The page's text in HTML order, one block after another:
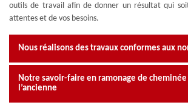
outils de travail afin de donner un résultat qui
attentes et de vos besoins.
Nous réalisons des travaux conformes aux
Notre savoir-faire en ramonage de cheminée
l’ancienne